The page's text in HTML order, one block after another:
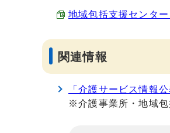
地域包括支援センタ
関連情報
「介護サービス情報
※介護事業所・地域包